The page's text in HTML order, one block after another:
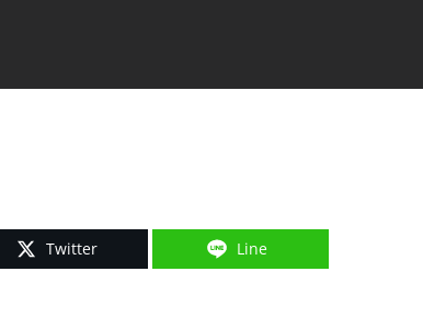
Twitter Line